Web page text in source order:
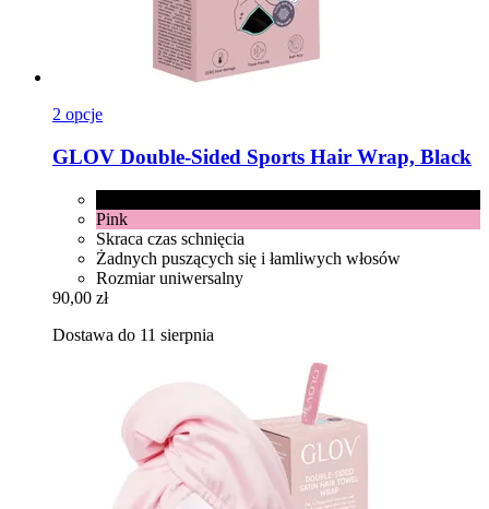
2 opcje
GLOV Double-​Sided Sports Hair Wrap, Black
Pink
Skraca czas schnięcia
Żadnych puszących się i łamliwych włosów
Rozmiar uniwersalny
90,00 zł
Dostawa do 11 sierpnia